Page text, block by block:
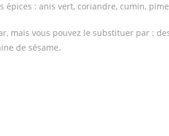
épices : anis vert, coriandre, cumin,
mais vous pouvez le substituer par :
de sésame.